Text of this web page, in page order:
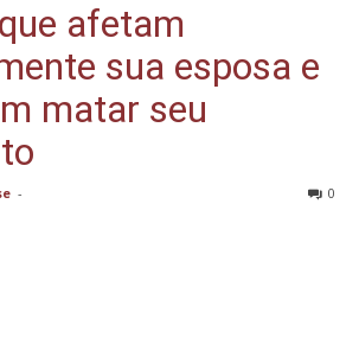
afetam
sua esposa e
matar seu
- 0